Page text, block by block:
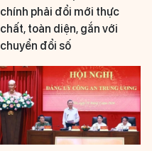
chính phải đổi mới thực
chất, toàn diện, gắn với
chuyển đổi số